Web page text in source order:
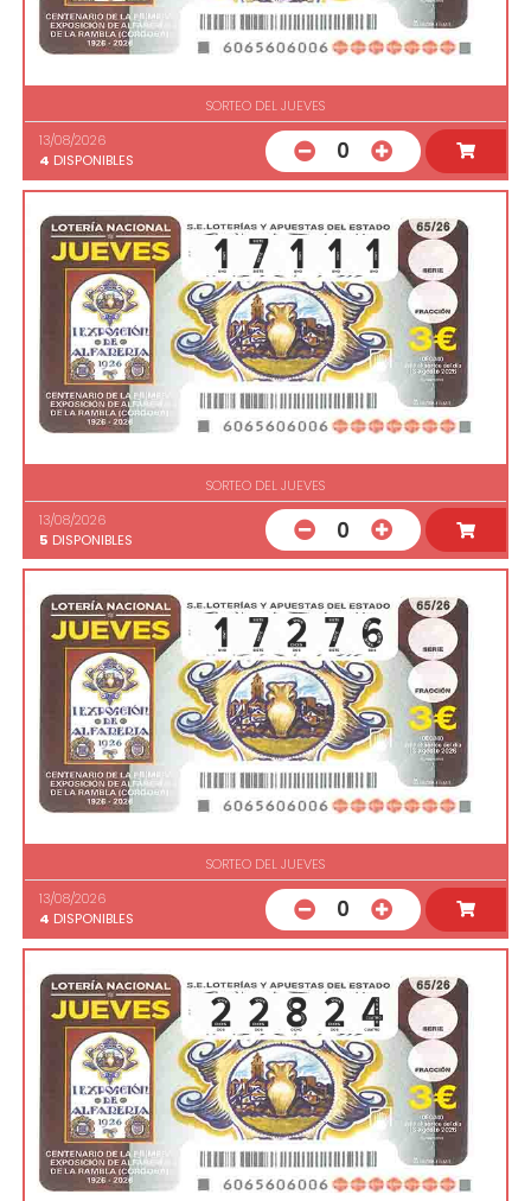
SORTEO DEL JUEVES
13/08/2026
4 DISPONIBLES 0
SORTEO DEL JUEVES
13/08/2026
5 DISPONIBLES 0
SORTEO DEL JUEVES
13/08/2026
4 DISPONIBLES 0